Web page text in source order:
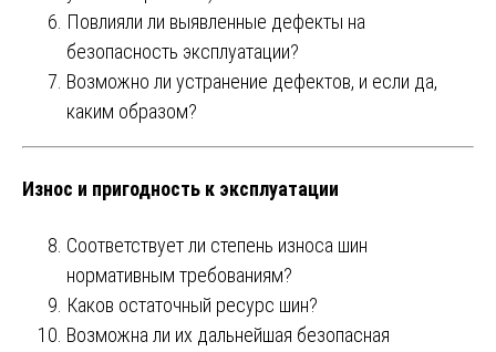
Повлияли ли выявленные дефекты на
безопасность эксплуатации?
Возможно ли устранение дефектов, и если да,
каким образом?
Износ и пригодность к эксплуатации
Соответствует ли степень износа шин
нормативным требованиям?
Каков остаточный ресурс шин?
Возможна ли их дальнейшая безопасная